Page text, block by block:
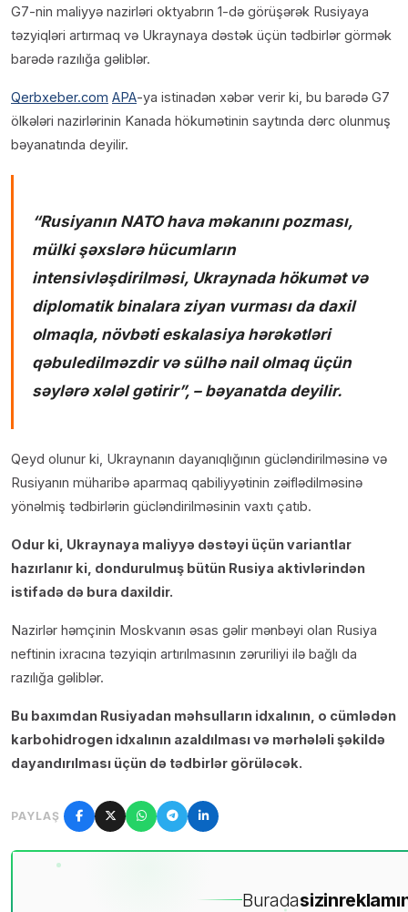
G7-nin maliyyə nazirləri oktyabrın 1-də görüşərək Rusiyaya
təzyiqləri artırmaq və Ukraynaya dəstək üçün tədbirlər görmək
barədə razılığa gəliblər.
Qerbxeber.com APA-ya istinadən xəbər verir ki, bu barədə G7
ölkələri nazirlərinin Kanada hökumətinin saytında dərc olunmuş
bəyanatında deyilir.
“Rusiyanın NATO hava məkanını pozması,
mülki şəxslərə hücumların
intensivləşdirilməsi, Ukraynada hökumət və
diplomatik binalara ziyan vurması da daxil
olmaqla, növbəti eskalasiya hərəkətləri
qəbuledilməzdir və sülhə nail olmaq üçün
səylərə xələl gətirir”, – bəyanatda deyilir.
Qeyd olunur ki, Ukraynanın dayanıqlığının gücləndirilməsinə və
Rusiyanın müharibə aparmaq qabiliyyətinin zəiflədilməsinə
yönəlmiş tədbirlərin gücləndirilməsinin vaxtı çatıb.
Odur ki, Ukraynaya maliyyə dəstəyi üçün variantlar
hazırlanır ki, dondurulmuş bütün Rusiya aktivlərindən
istifadə də bura daxildir.
Nazirlər həmçinin Moskvanın əsas gəlir mənbəyi olan Rusiya
neftinin ixracına təzyiqin artırılmasının zəruriliyi ilə bağlı da
razılığa gəliblər.
Bu baxımdan Rusiyadan məhsulların idxalının, o cümlədən
karbohidrogen idxalının azaldılması və mərhələli şəkildə
dayandırılması üçün də tədbirlər görüləcək.
PAYLAŞ
Buradasizin